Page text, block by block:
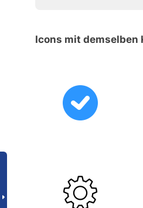
Icons mit demselben